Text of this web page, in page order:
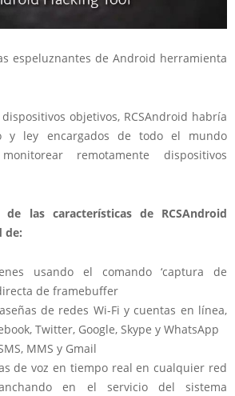
espeluznantes de Android herramienta
objetivos, RCSAndroid habría
y ley encargados de todo el mundo
remotamente dispositivos
las características de RCSAndroid
de:
usando el comando ‘captura de
de framebuffer
de redes Wi-Fi y cuentas en línea,
Twitter, Google, Skype y WhatsApp
MMS y Gmail
de voz en tiempo real en cualquier red
en el servicio del sistema